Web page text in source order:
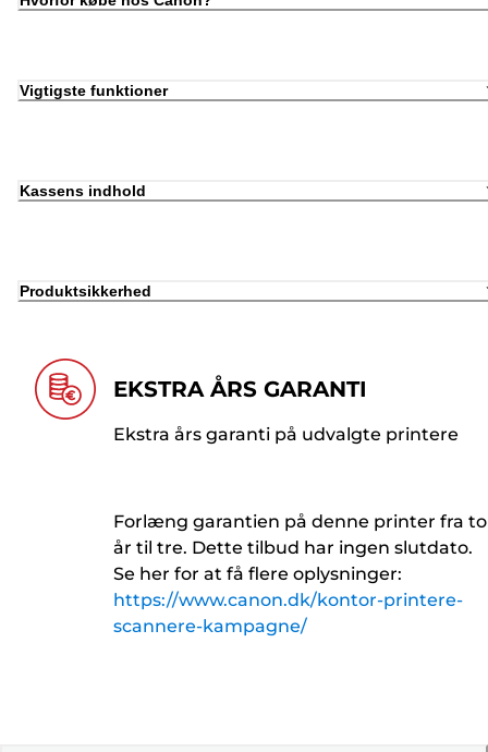
Vigtigste funktioner
Kassens indhold
Produktsikkerhed
EKSTRA ÅRS GARANTI
Ekstra års garanti på udvalgte printere
Forlæng garantien på denne printer fra to
år til tre. Dette tilbud har ingen slutdato.
Se her for at få flere oplysninger:
https://www.canon.dk/kontor-printere-
scannere-kampagne/